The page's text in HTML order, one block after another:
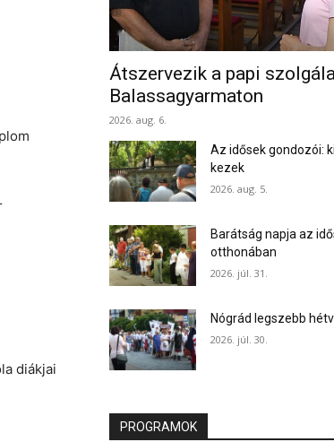
diákjai
Átszervezik a papi
Balassagyarmaton
2026. aug. 6.
Az idősek gondozói:
kezek
2026. aug. 5.
Barátság napja az
otthonában
2026. júl. 31.
Nógrád legszebb
2026. júl. 30.
PROGRAMOK